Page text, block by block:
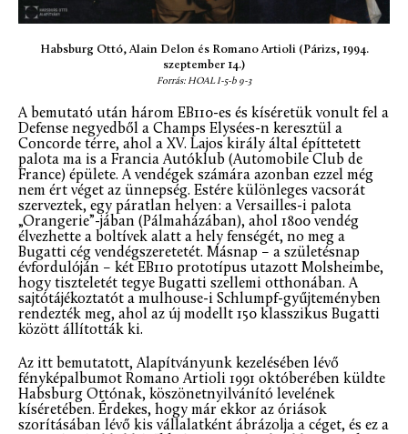
Habsburg Ottó, Alain Delon és Romano Artioli (Párizs, 1994.
szeptember 14.)
Forrás: HOAL I-5-b 9-3
A bemutató után három EB110-es és kíséretük vonult fel a
Defense negyedből a Champs Elysées-n keresztül a
Concorde térre, ahol a XV. Lajos király által építtetett
palota ma is a Francia Autóklub (Automobile Club de
France) épülete. A vendégek számára azonban ezzel még
nem ért véget az ünnepség. Estére különleges vacsorát
szerveztek, egy páratlan helyen: a Versailles-i palota
„Orangerie”-jában (Pálmaházában), ahol 1800 vendég
élvezhette a boltívek alatt a hely fenségét, no meg a
Bugatti cég vendégszeretetét. Másnap – a születésnap
évfordulóján – két EB110 prototípus utazott Molsheimbe,
hogy tiszteletét tegye Bugatti szellemi otthonában. A
sajtótájékoztatót a mulhouse-i Schlumpf-gyűjteményben
rendezték meg, ahol az új modellt 150 klasszikus Bugatti
között állították ki.
Az itt bemutatott, Alapítványunk kezelésében lévő
fényképalbumot Romano Artioli 1991 októberében küldte
Habsburg Ottónak, köszönetnyilvánító levelének
kíséretében. Érdekes, hogy már ekkor az óriások
szorításában lévő kis vállalatként ábrázolja a céget, és ez a